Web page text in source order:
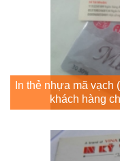
In thẻ nhựa mã vạch
khách hàng